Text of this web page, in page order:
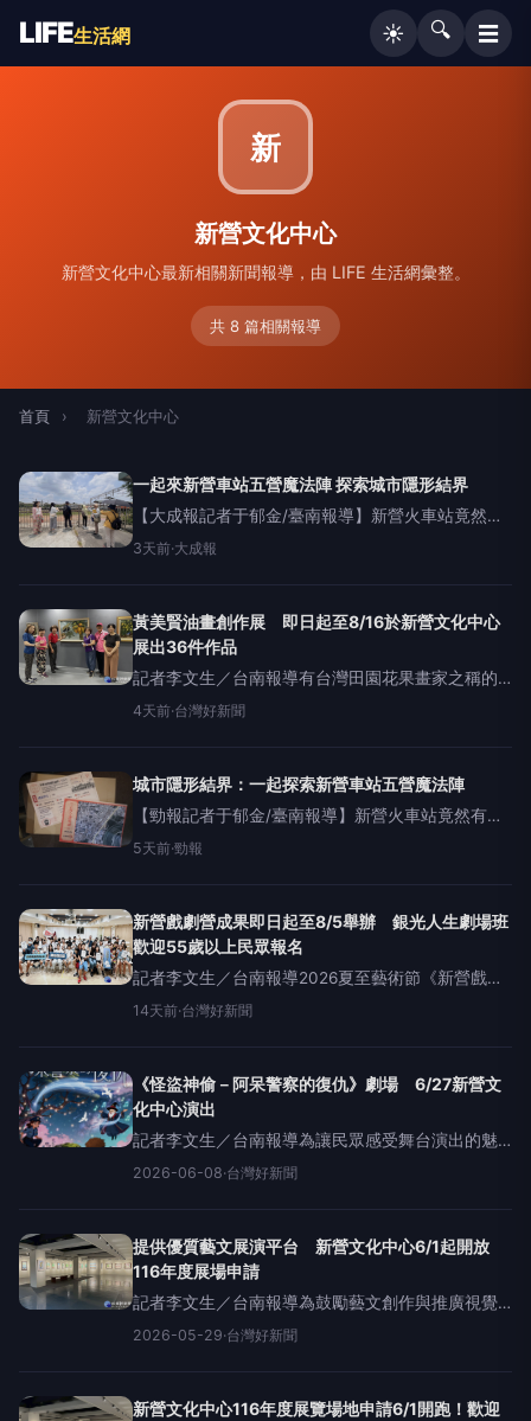
LIFE生活網 ☀️ 🔍 ☰
新
新營文化中心
新營文化中心最新相關新聞報導，由 LIFE 生活網彙整。
共 8 篇相關報導
首頁 › 新營文化中心
一起來新營車站五營魔法陣 探索城市隱形結界
【大成報記者于郁金/臺南報導】新營火車站竟然有
魔法陣！《S-Life溪北語》推廣活動「城市的隱形結
眾走讀新營車站周邊，從歷史、建築與地方信仰出
發，透過空間觀
3天前·大成報
黃美賢油畫創作展 即日起至8/16於新營文化中心
展出36件作品
記者李文生／台南報導有台灣田園花果畫家之稱的
長榮大學副教授黃美賢，即日起至8月16日於台南市
賢油畫創作展》。以輕鬆小品為主，展出36件花果
油畫及早期數位影像
4天前·台灣好新聞
城市隱形結界：一起探索新營車站五營魔法陣
【勁報記者于郁金/臺南報導】新營火車站竟然有魔
法陣！《S-Life溪北語》推廣活動「城市的隱形結界
讀新營車站周邊，從歷史、建築與地方信仰出發，
透過空間觀察
5天前·勁報
新營戲劇營成果即日起至8/5舉辦 銀光人生劇場班
歡迎55歲以上民眾報名
記者李文生／台南報導2026夏至藝術節《新營戲劇
營》由深耕影視與舞台表演多年的亮哲擔任總導
播、夏大寶及李見騰等專業師資共同授課。兒童、
青少年班42位學員圓滿
14天前·台灣好新聞
《怪盜神偷－阿呆警察的復仇》劇場 6/27新營文
化中心演出
記者李文生／台南報導為讓民眾感受舞台演出的魅
力，親子魔術劇場《怪盜神偷－阿呆警察的復
出。新營文化中心表示，透過魔術結合戲劇的演
出，不僅增添舞台趣味，也
2026-06-08·台灣好新聞
提供優質藝文展演平台 新營文化中心6/1起開放
116年度展場申請
記者李文生／台南報導為鼓勵藝文創作與推廣視覺
藝術，並提供多元豐富藝文展演平台，台南市文化
覽場地申請。新營文化中心表示，歡迎全國藝術創
作者、藝文團體與
2026-05-29·台灣好新聞
新營文化中心116年度展覽場地申請6/1開跑！歡迎